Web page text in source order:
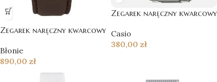
Zegarek naręczny kwarcowy
Błonie
890,00 zł
Zegarek naręczny kwarcowy
Casio
380,00 zł